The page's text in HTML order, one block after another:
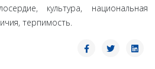
культура, национальная
терпимость.